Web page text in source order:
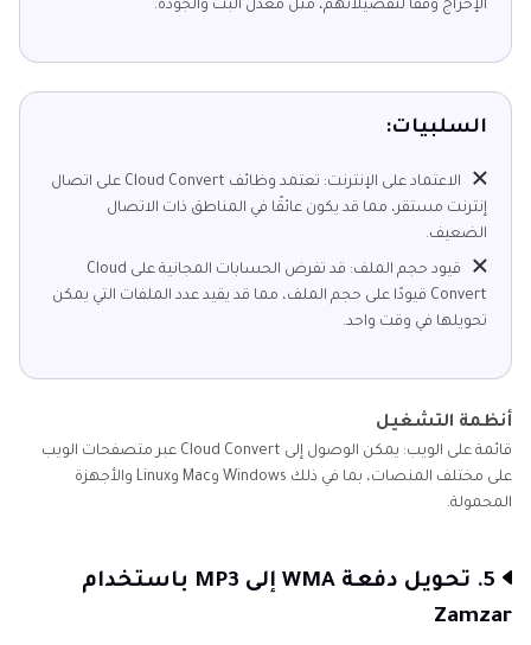
الإخراج وفقًا لتفضيلاتهم، مثل معدل البت والجودة.
السلبيات:
الاعتماد على الإنترنت: تعتمد وظائف Cloud Convert على اتصال
إنترنت مستقر، مما قد يكون عائقًا في المناطق ذات الاتصال
الضعيف.
قيود حجم الملف: قد تفرض الحسابات المجانية على Cloud
Convert قيودًا على حجم الملف، مما قد يقيد عدد الملفات التي يمكن
تحويلها في وقت واحد.
أنظمة التشغيل
قائمة على الويب: يمكن الوصول إلى Cloud Convert عبر متصفحات الويب
على مختلف المنصات، بما في ذلك Windows وMac وLinux والأجهزة
المحمولة.
5. تحويل دفعة WMA إلى MP3 باستخدام
Zamzar